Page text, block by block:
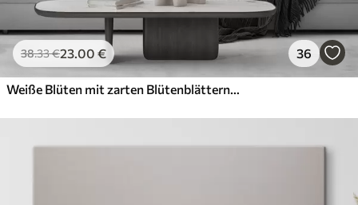
38.33€23.00 € 36
Weiße Blüten mit zarten Blütenblättern, angeordnet in einem wunderschönen Blumenmuster vor einem hellen Hintergrund